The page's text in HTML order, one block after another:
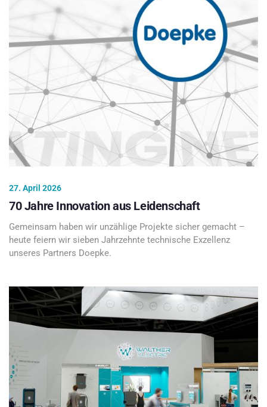
27. April 2026
70 Jahre Innovation aus Leidenschaft
Gemeinsam haben wir unzählige Projekte sicher gemacht –
heute feiern wir sieben Jahrzehnte technische Exzellenz
unseres Partners Doepke.